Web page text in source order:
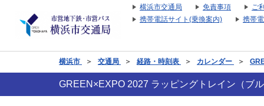
横浜市交通局 免責事項
ご
携帯電話サイト(乗換案内)
携帯
横浜市 ＞ 交通局 ＞ 経路・時刻表 ＞ カレンダー ＞
GREEN×EXPO 2027 ラッピングトレイン（ブ